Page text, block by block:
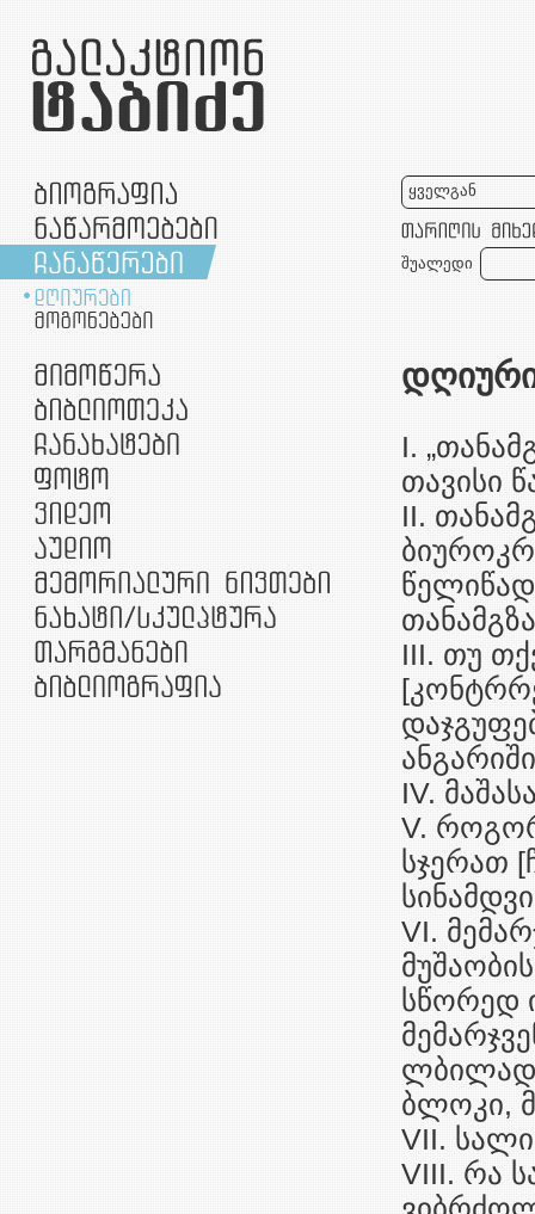
ყველგან
შუალედი
I.
თავისი
II.
III. თუ
IV.
V.
სჯერათ
VI.
სწორედ
ლბილად
ბლოკი,
VII.
VIII. რა